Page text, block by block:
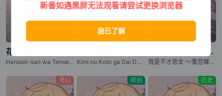
Hanaori-san wa Tensei shitemo Kenka ga Shitai / Hanaori-san Still Wants to Fight in the Next Life / 花织同学转生后还是想干架
第29集
Kimi no Koto ga Dai Dai Dai Dai Daisuki na 100-nin no Kanojo 3
恶女不才，请多关照 ～雏宫蝶鼠换身传～
我是不才恶女 ～雏宫蝶鼠互换传～ / 虽然我是不完美恶女 ～雏宫蝶鼠替换传～ / Though I Am an Inept Villainess: Tale of the Butterfly-Rat Body Swap in the Maiden Court / Futsutsuka na Akujo dewa Gozaimasu ga: Suuguu Chouso Torikae Den
奇幻 原创 历史
新番如遇黑屏无法观看请尝试更换浏览器